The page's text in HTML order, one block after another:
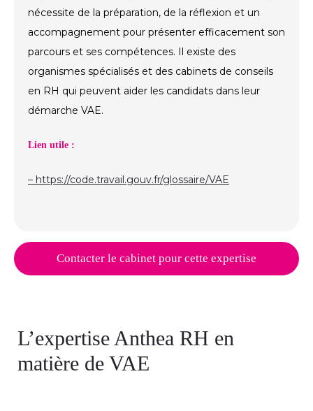
nécessite de la préparation, de la réflexion et un
accompagnement pour présenter efficacement son
parcours et ses compétences. Il existe des
organismes spécialisés et des cabinets de conseils
en RH qui peuvent aider les candidats dans leur
démarche VAE.
Lien utile :
– https://code.travail.gouv.fr/glossaire/VAE
Contacter le cabinet pour cette expertise
L’expertise Anthea RH en
matière de VAE